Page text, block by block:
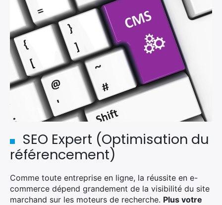
SEO Expert (Optimisation du
référencement)
Comme toute entreprise en ligne, la réussite en e-
commerce dépend grandement de la visibilité du site
marchand sur les moteurs de recherche. Plus votre
×
Rechercher
: